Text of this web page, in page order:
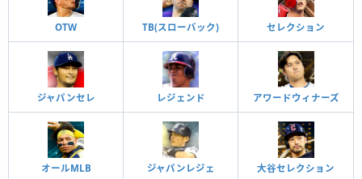
OTW TB(スローバック) セレクション
ジャパンセレ レジェンド アワードウィナーズ
オールMLB ジャパンレジェ 大谷セレクション